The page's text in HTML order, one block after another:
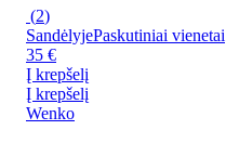
(2)
SandėlyjePaskutiniai vienetai
35 €
Į krepšelį
Į krepšelį
Wenko